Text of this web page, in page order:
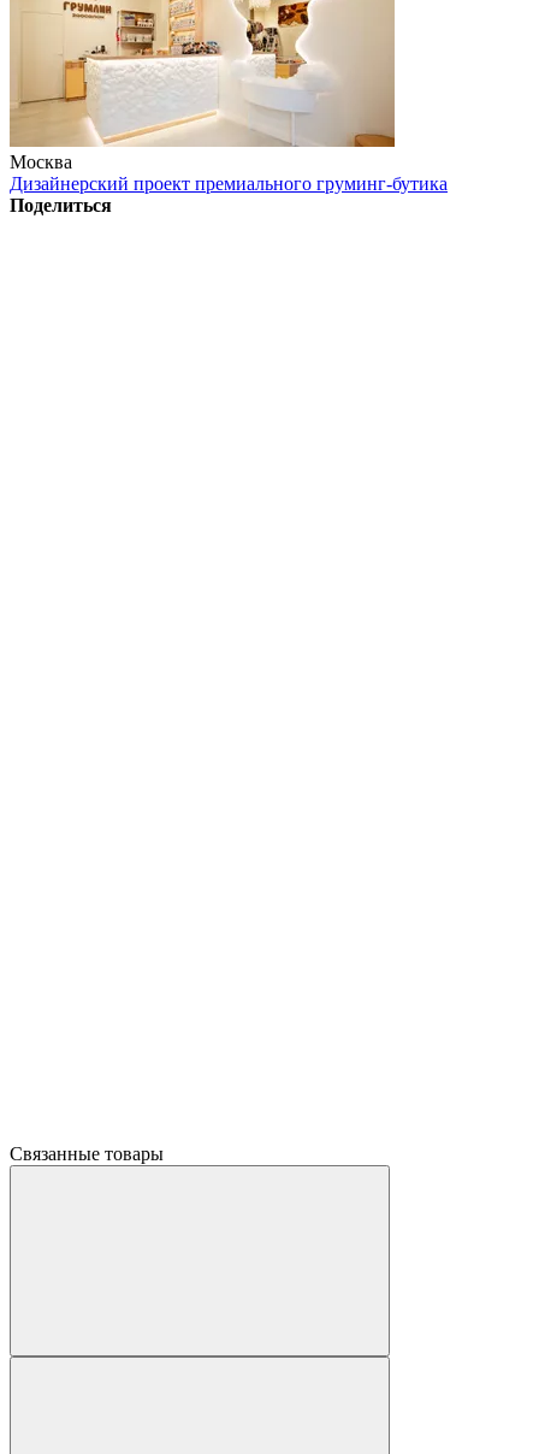
Москва
Дизайнерский проект премиального груминг-бутика
Поделиться
Связанные товары